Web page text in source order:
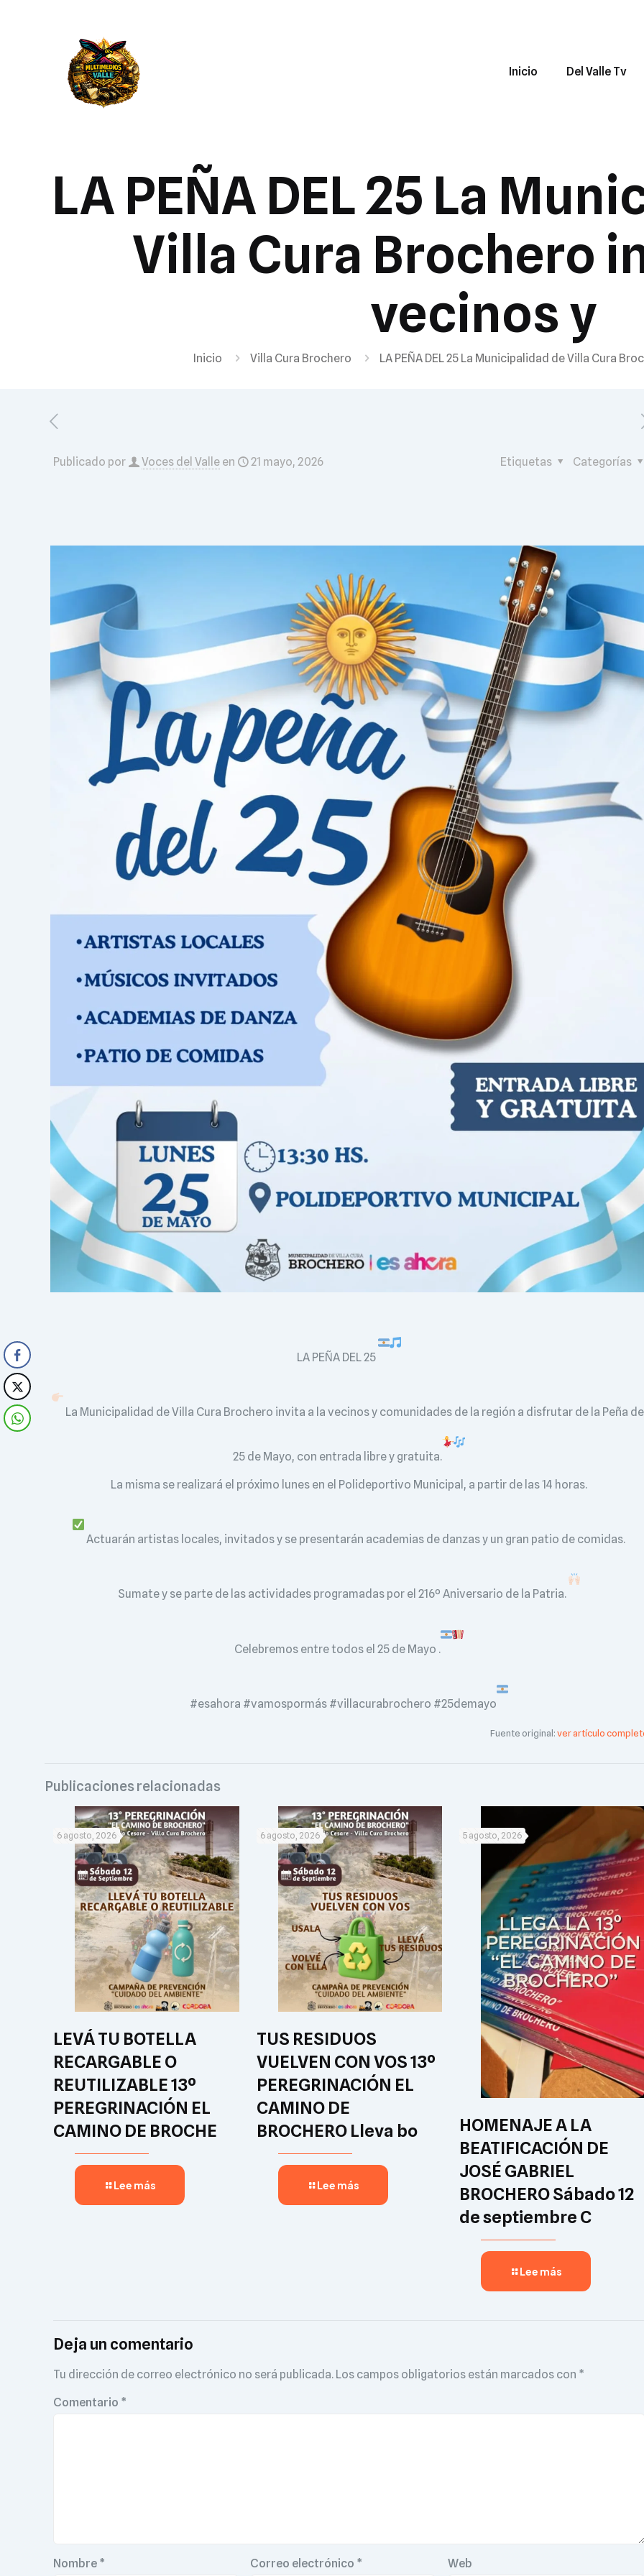
Inicio Del Valle Tv
LA PEÑA DEL 25 La
Villa Cura Brochero
vecinos y
Inicio Villa Cura Brochero LA PEÑA DEL 25 La Municipalidad de Villa Cura
Publicado por Voces del Valle en 21 mayo, 2026 Categorías
Etiquetas
LA PEÑA DEL 25
La Municipalidad de Villa Cura Brochero invita a la vecinos y comunidades de la región a disfrutar de la Peña
25 de Mayo, con entrada libre y gratuita.
La misma se realizará el próximo lunes en el Polideportivo Municipal, a partir de las 14 horas.
Actuarán artistas locales, invitados y se presentarán academias de danzas y un gran patio de comidas.
Sumate y se parte de las actividades programadas por el 216º Aniversario de la Patria.
Celebremos entre todos el 25 de Mayo .
#esahora #vamospormás #villacurabrochero #25demayo
Fuente original:ver artículo
Publicaciones relacionadas
6 agosto, 2026
LEVÁ TU BOTELLA
RECARGABLE O
REUTILIZABLE 13º
PEREGRINACIÓN EL
CAMINO DE BROCHE
Lee más
6 agosto, 2026
TUS RESIDUOS
VUELVEN CON VOS 13º
PEREGRINACIÓN EL
CAMINO DE
BROCHERO Lleva bo
Lee más
5 agosto, 2026
HOMENAJE A LA
BEATIFICACIÓN DE
JOSÉ GABRIEL
BROCHERO Sábado 12
de septiembre C
Lee más
Deja un comentario
Tu dirección de correo electrónico no será publicada. Los campos obligatorios están marcados con *
Comentario *
Nombre * Correo electrónico * Web